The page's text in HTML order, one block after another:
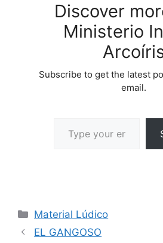
Discover
Ministerio
Subscribe to get the latest
email.
Material Lúdico
EL GANGOSO